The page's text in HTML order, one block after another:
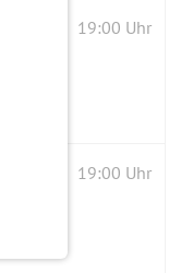
19:00 Uhr
19:00 Uhr